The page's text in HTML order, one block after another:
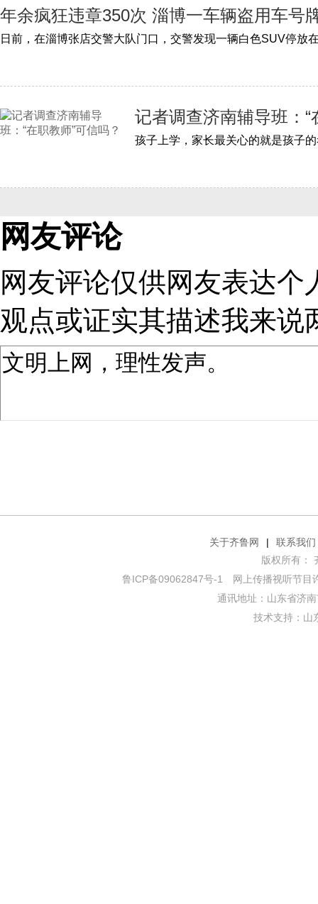
年余疯狂违章350次 淄博一车辆盗用车号
日前，在淄博张店交警大队门口，交警发现一辆白色SUV停
记者调查济南辅导班：“
网友评论
网友评论仅供网友表达
观点或证实其描述我来说
关于齐鲁网 |
联系我们
版权所有：
鲁ICP备09062847号-1
网上传播视听节目
通讯地址：山东省济
技术支持： 山